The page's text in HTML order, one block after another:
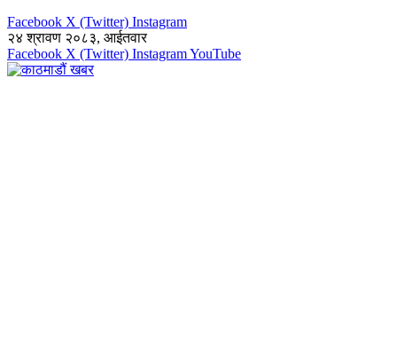
Facebook X (Twitter) Instagram
२४ श्रावण २०८३, आईतवार
Facebook X (Twitter) InstagramYouTube